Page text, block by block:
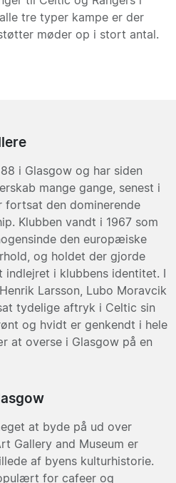
tre typer kampe er der
møder op i stort antal.
i Glasgow og har siden
mange gange, senest i
fortsat den dominerende
Klubben vandt i 1967 som
den europæiske
og holdet der gjorde
indlejret i klubbens identitet. I
Larsson, Lubo Moravcik
tydelige aftryk i Celtic sin
og hvidt er genkendt i hele
at overse i Glasgow på en
at byde på ud over
Gallery and Museum er
af byens kulturhistorie.
for cafeer og